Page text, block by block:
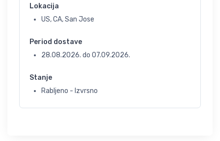
Lokacija
US, CA, San Jose
Period dostave
28.08.2026. do 07.09.2026.
Stanje
Rabljeno - Izvrsno